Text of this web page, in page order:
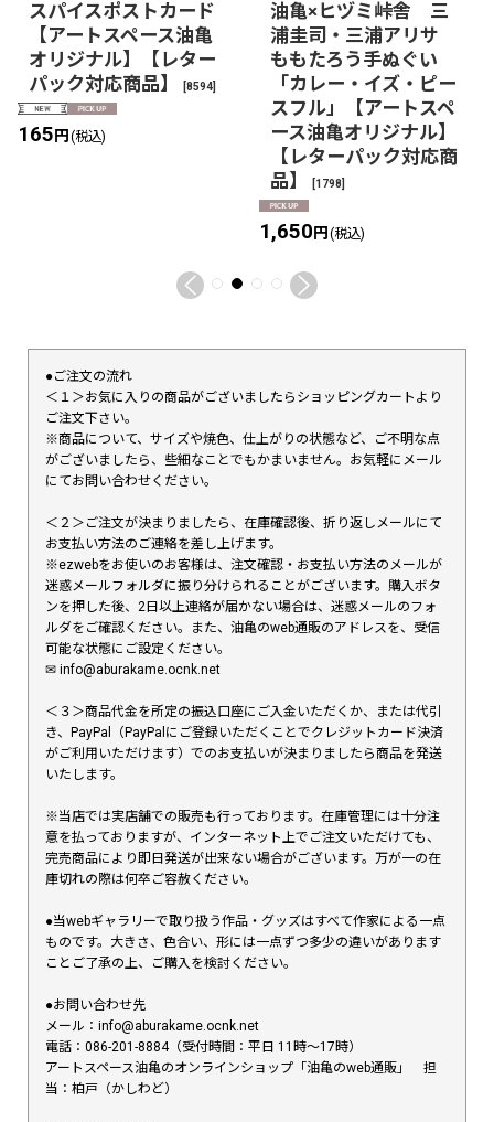
スパイスポストカード
【アートスペース油亀
オリジナル】【レター
パック対応商品】
[8594]
165円 (税込)
油亀×ヒヅミ峠舎 三
浦圭司・三浦アリサ
ももたろう手ぬぐい
「カレー・イズ・ピー
スフル」【アートスペ
ース油亀オリジナル】
【レターパック対応商
品】
[1798]
1,650円 (税込)
●ご注文の流れ
＜１＞お気に入りの商品がございましたらショッピングカートより
ご注文下さい。
※商品について、サイズや焼色、仕上がりの状態など、ご不明な点
がございましたら、些細なことでもかまいません。お気軽にメール
にてお問い合わせください。
＜２＞ご注文が決まりましたら、在庫確認後、折り返しメールにて
お支払い方法のご連絡を差し上げます。
※ezwebをお使いのお客様は、注文確認・お支払い方法のメールが
迷惑メールフォルダに振り分けられることがございます。購入ボタ
ンを押した後、2日以上連絡が届かない場合は、迷惑メールのフォ
ルダをご確認ください。また、油亀のweb通販のアドレスを、受信
可能な状態にご設定ください。
✉︎ info@aburakame.ocnk.net
＜３＞商品代金を所定の振込口座にご入金いただくか、または代引
き、PayPal（PayPalにご登録いただくことでクレジットカード決済
がご利用いただけます）でのお支払いが決まりましたら商品を発送
いたします。
※当店では実店舗での販売も行っております。在庫管理には十分注
意を払っておりますが、インターネット上でご注文いただけても、
完売商品により即日発送が出来ない場合がございます。万が一の在
庫切れの際は何卒ご容赦ください。
●当webギャラリーで取り扱う作品・グッズはすべて作家による一点
ものです。大きさ、色合い、形には一点ずつ多少の違いがあります
ことご了承の上、ご購入を検討ください。
●お問い合わせ先
メール：info@aburakame.ocnk.net
電話：086-201-8884（受付時間：平日 11時〜17時）
アートスペース油亀のオンラインショップ「油亀のweb通販」 担
当：柏戸（かしわど）